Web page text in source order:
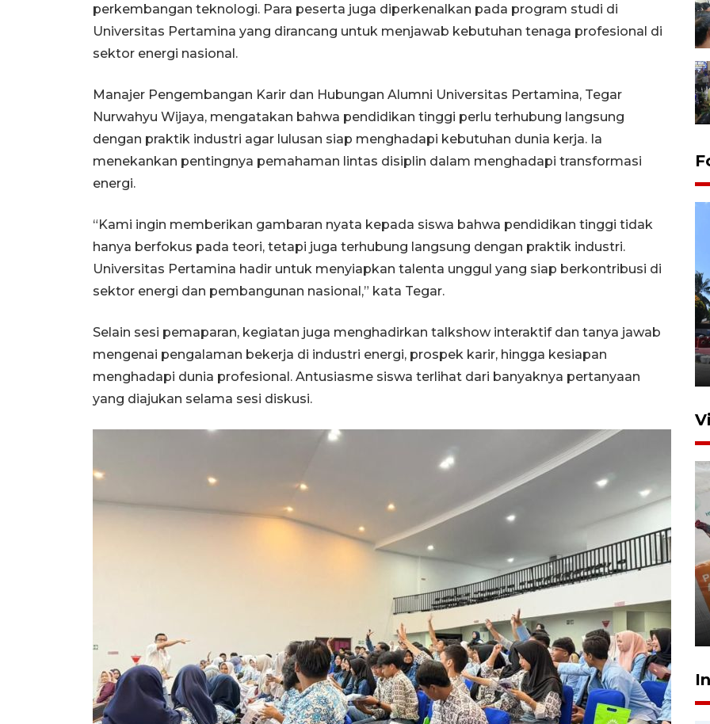
perkembangan teknologi. Para peserta juga diperkenalkan pada program studi di
Universitas Pertamina yang dirancang untuk menjawab kebutuhan tenaga profesional di
sektor energi nasional.
Manajer Pengembangan Karir dan Hubungan Alumni Universitas Pertamina, Tegar
Nurwahyu Wijaya, mengatakan bahwa pendidikan tinggi perlu terhubung langsung
dengan praktik industri agar lulusan siap menghadapi kebutuhan dunia kerja. Ia
menekankan pentingnya pemahaman lintas disiplin dalam menghadapi transformasi
energi.
“Kami ingin memberikan gambaran nyata kepada siswa bahwa pendidikan tinggi tidak
hanya berfokus pada teori, tetapi juga terhubung langsung dengan praktik industri.
Universitas Pertamina hadir untuk menyiapkan talenta unggul yang siap berkontribusi di
sektor energi dan pembangunan nasional,” kata Tegar.
Selain sesi pemaparan, kegiatan juga menghadirkan talkshow interaktif dan tanya jawab
mengenai pengalaman bekerja di industri energi, prospek karir, hingga kesiapan
menghadapi dunia profesional. Antusiasme siswa terlihat dari banyaknya pertanyaan
yang diajukan selama sesi diskusi.
Hasil Operasi Antik Mahakam
2026
IKN mulai bangun hunian dari
investasi asing
20 Juli 2026 19:03